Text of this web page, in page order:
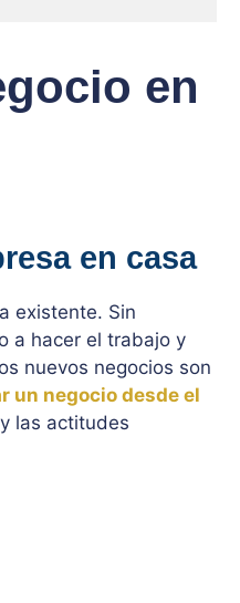
en
en casa
existente. Sin
a hacer el trabajo y
nuevos negocios son
un negocio desde el
las actitudes